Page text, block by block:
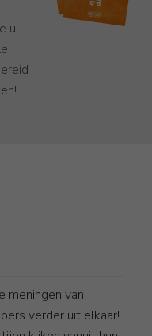
u
meningen van
verder uit elkaar!